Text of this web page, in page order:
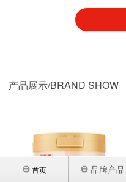
产品展示/BRAND SHOW
首页 品牌产品